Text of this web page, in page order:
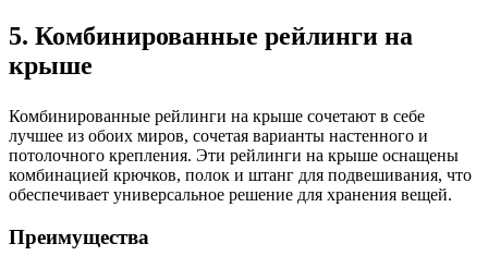
5. Комбинированные рейлинги на
крыше
Комбинированные рейлинги на крыше сочетают в себе
лучшее из обоих миров, сочетая варианты настенного и
потолочного крепления. Эти рейлинги на крыше оснащены
комбинацией крючков, полок и штанг для подвешивания, что
обеспечивает универсальное решение для хранения вещей.
Преимущества